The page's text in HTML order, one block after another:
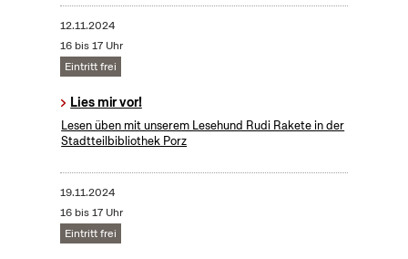
12.11.2024
16 bis 17 Uhr
Eintritt frei
Lies mir vor!
Lesen üben mit unserem Lesehund Rudi Rakete in der
Stadtteilbibliothek Porz
19.11.2024
16 bis 17 Uhr
Eintritt frei